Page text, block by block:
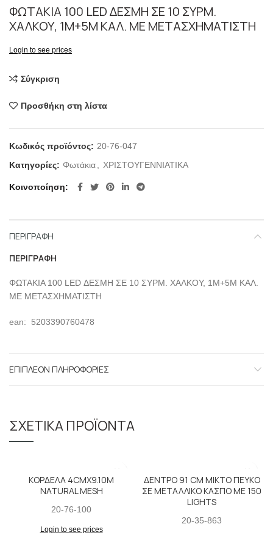
ΦΩΤΑΚΙΑ 100 LED ΔΕΣΜΗ ΣΕ 10 ΣΥΡΜ.
ΧΑΛΚΟΥ, 1Μ+5Μ ΚΑΛ. ME ΜΕΤΑΣΧΗΜΑΤΙΣΤΗ
Login to see prices
Σύγκριση
Προσθήκη στη λίστα
Κωδικός προϊόντος: 20-76-047
Κατηγορίες: Φωτάκια ΧΡΙΣΤΟΥΓΕΝΝΙΑΤΙΚΑ
Κοινοποίηση
ΠΕΡΙΓΡΑΦΉ
ΠΕΡΙΓΡΑΦΉ
ΦΩΤΑΚΙΑ 100 LED ΔΕΣΜΗ ΣΕ 10 ΣΥΡΜ. ΧΑΛΚΟΥ, 1Μ+5Μ ΚΑΛ.
ME ΜΕΤΑΣΧΗΜΑΤΙΣΤΗ
ean: 5203390760478
ΕΠΙΠΛΈΟΝ ΠΛΗΡΟΦΟΡΊΕΣ
ΣΧΕΤΙΚΆ ΠΡΟΪΌΝΤΑ
ΚΟΡΔΕΛΑ 4CMX9.10M
NATURAL MESH
20-76-100
Login to see prices
ΔΕΝΤΡΟ 91 CM ΜΙΚΤΟ ΠΕΥΚΟ
ΣΕ ΜΕΤΑΛΛΙΚΟ ΚΑΣΠΟ ΜΕ 150
LIGHTS
20-35-863